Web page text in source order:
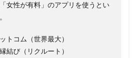
女性が有料」のアプリを使うとい
トコム（世界最大）
結び（リクルート）